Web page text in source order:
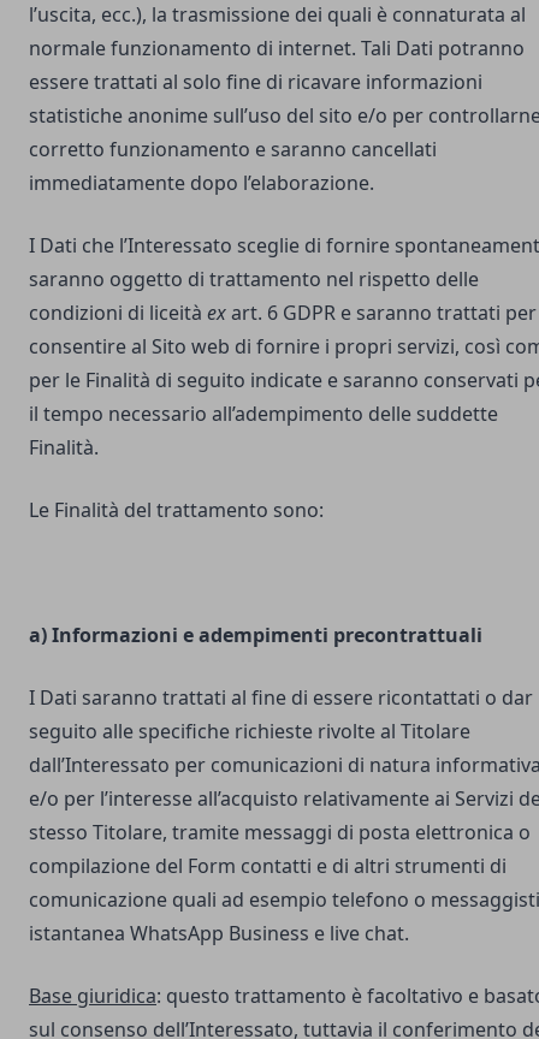
l’uscita, ecc.), la trasmissione dei quali è connaturata al
normale funzionamento di internet. Tali Dati potranno
essere trattati al solo fine di ricavare informazioni
statistiche anonime sull’uso del sito e/o per
corretto funzionamento e saranno cancellati
immediatamente dopo l’elaborazione.
I Dati che l’Interessato sceglie di fornire
saranno oggetto di trattamento nel rispetto delle
condizioni di liceità exart. 6 GDPR e saranno trattati per
consentire al Sito web di fornire i propri servizi, così
per le Finalità di seguito indicate e saranno conservati
il tempo necessario all’adempimento delle suddette
Finalità.
Le Finalità del trattamento sono:
a) Informazioni e adempimenti precontrattuali
I Dati saranno trattati al fine di essere ricontattati o dar
seguito alle specifiche richieste rivolte al Titolare
dall’Interessato per comunicazioni di natura
e/o per l’interesse all’acquisto relativamente ai Servizi
stesso Titolare, tramite messaggi di posta elettronica o
compilazione del Form contatti e di altri strumenti di
comunicazione quali ad esempio telefono o
istantanea WhatsApp Business e live chat.
Base giuridica: questo trattamento è facoltativo e
sul consenso dell’Interessato, tuttavia il conferimento